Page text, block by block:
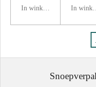
In winkelwagen In